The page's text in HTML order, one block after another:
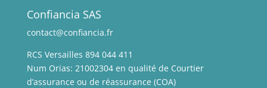
Confiancia SAS
contact@confiancia.fr
RCS Versailles 894 044 411
Num Orias: 21002304 en qualité de Courtier
d’assurance ou de réassurance (COA)